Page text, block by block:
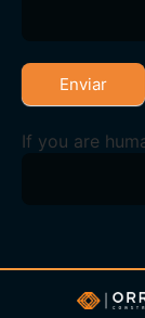
Enviar
If you are